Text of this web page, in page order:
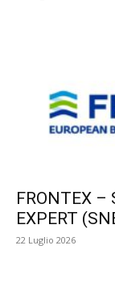
FRONTEX –
EXPERT
22 Luglio 2026